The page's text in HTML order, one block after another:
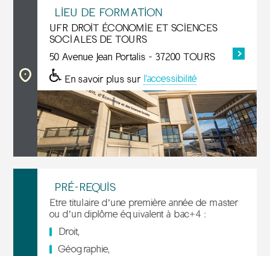
LIEU DE FORMATION
UFR DROIT ÉCONOMIE ET SCIENCES
SOCIALES DE TOURS
50 Avenue Jean Portalis - 37200 TOURS
En savoir plus sur l'accessibilité
PRÉ-REQUIS
Etre titulaire d’une première année de master
ou d’un diplôme équivalent à bac+4 :
Droit,
Géographie,